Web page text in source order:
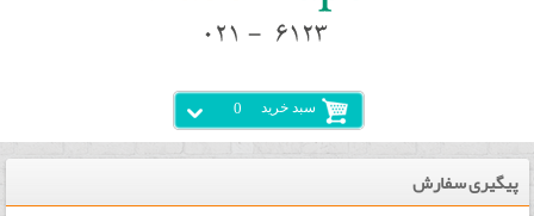
سبد خرید 0
پیگیری سفارش